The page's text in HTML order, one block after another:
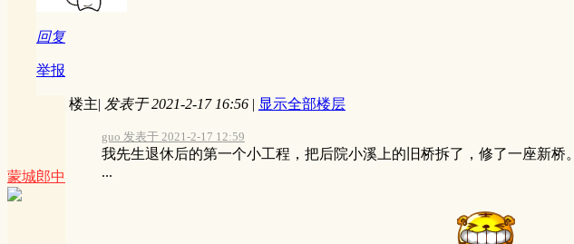
回复
举报
蒙城郎中
楼主| 发表于 2021-2-17 16:56 | 显示全部楼层
guo 发表于 2021-2-17 12:59
我先生退休后的第一个小工程，把后院小溪上的旧桥拆了，修了一座新桥。
...